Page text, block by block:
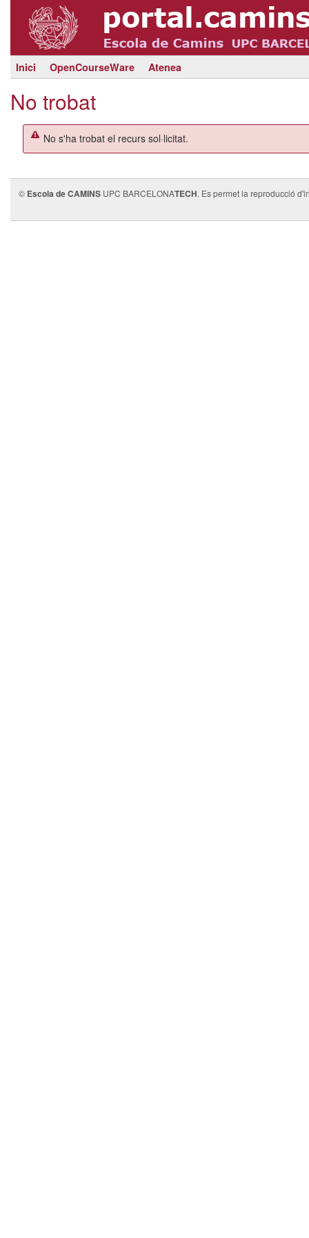
Inici OpenCourseWare Atenea
No trobat
No s'ha trobat el recurs sol·licitat.
© Escola de CAMINS UPC BARCELONATECH. Es permet la reproducció